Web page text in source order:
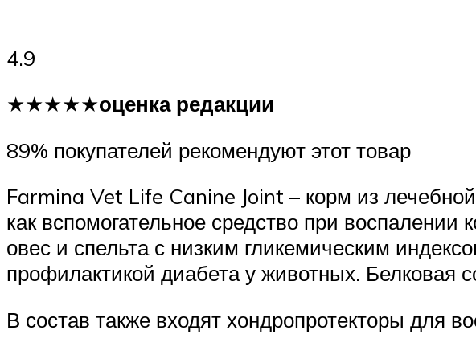
4.9
★★★★★оценка редакции
89% покупателей рекомендуют этот товар
Farmina Vet Life Canine Joint – корм из
как вспомогательное средство при
овес и спельта с низким гликемическим
профилактикой диабета у животных. Белковая
В состав также входят хондропротекторы для